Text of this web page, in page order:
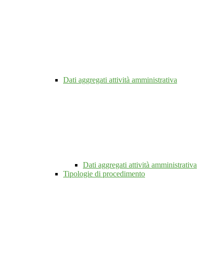
Dati aggregati attività amministrativa
Dati aggregati attività amministrativa
Tipologie di procedimento